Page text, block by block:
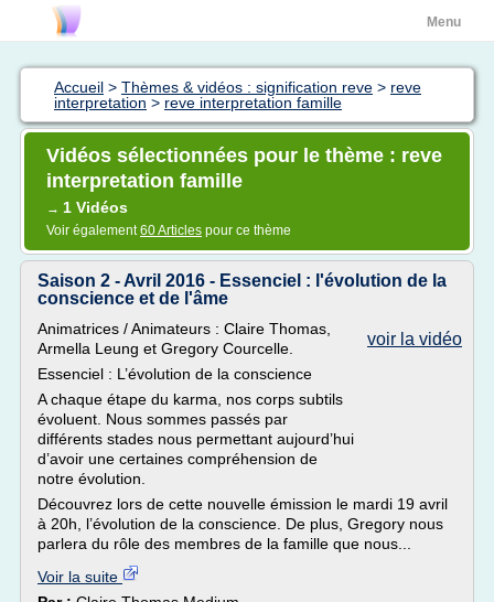
Menu
Accueil > Thèmes & vidéos : signification reve > reve
interpretation > reve interpretation famille
Vidéos sélectionnées pour le thème : reve
interpretation famille
→ 1 Vidéos
Voir également60 Articles pour ce thème
Saison 2 - Avril 2016 - Essenciel : l'évolution de la
conscience et de l'âme
voir la vidéo
Animatrices / Animateurs : Claire Thomas,
Armella Leung et Gregory Courcelle.
Essenciel : L’évolution de la conscience
A chaque étape du karma, nos corps subtils
évoluent. Nous sommes passés par
différents stades nous permettant aujourd’hui
d’avoir une certaines compréhension de
notre évolution.
Découvrez lors de cette nouvelle émission le mardi 19 avril
à 20h, l’évolution de la conscience. De plus, Gregory nous
parlera du rôle des membres de la famille que nous...
Voir la suite